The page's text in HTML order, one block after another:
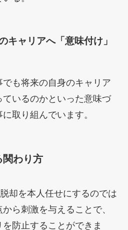
ャリアへ「意味付け」
も将来の自身のキャリア
いるのかといった意味づ
取り組んでいます。
関わり方
却を本人任せにするのでは
ら刺激を与えることで、
防止することができま